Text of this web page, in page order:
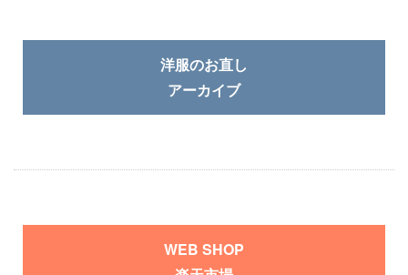
洋服のお直し
アーカイブ
WEB SHOP